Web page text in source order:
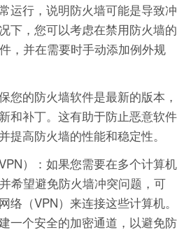
运行，说明防火墙可能是导致冲
下，您可以考虑在禁用防火墙的
，并在需要时手动添加例外规
您的防火墙软件是最新的版本，
和补丁。这有助于防止恶意软件
提高防火墙的性能和稳定性。
）：如果您需要在多个计算机
希望避免防火墙冲突问题，可
络（VPN）来连接这些计算机。
一个安全的加密通道，以避免防